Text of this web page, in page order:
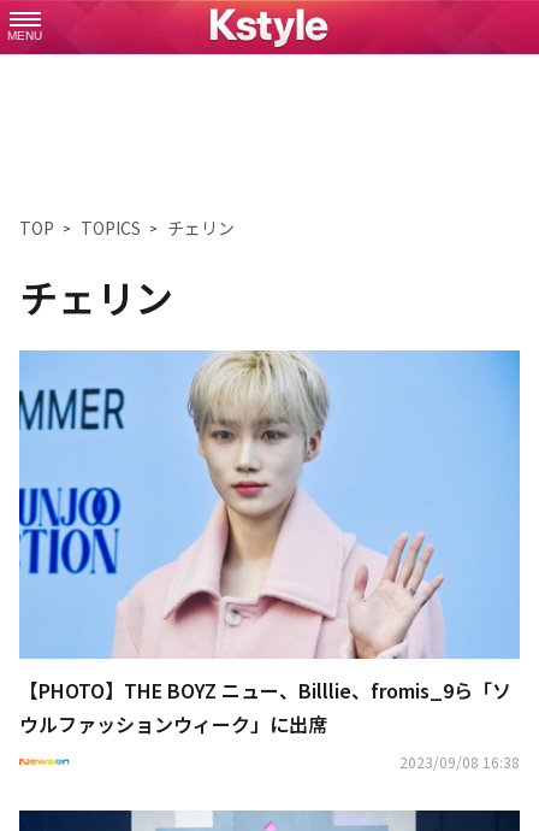
MENU
TOP TOPICS チェリン
チェリン
【PHOTO】THE BOYZ ニュー、Billlie、fromis_9ら「ソ
ウルファッションウィーク」に出席
2023/09/08 16:38